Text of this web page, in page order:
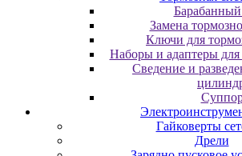
Замена
Ключи для
Наборы и адаптеры для
Сведение и
Гайковерты
Дрели